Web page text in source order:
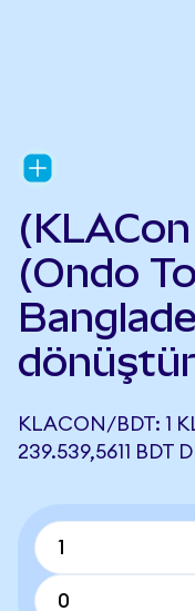
(Ondo
dönüştür
KLACON/BDT: 1
239.539,5611 BDT